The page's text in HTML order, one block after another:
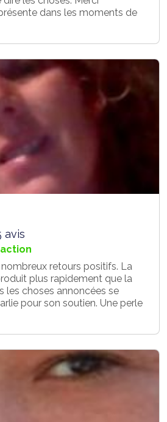
dans les moments de
avis
nombreux retours positifs. La
plus rapidement que la
les choses annoncées se
pour son soutien. Une perle